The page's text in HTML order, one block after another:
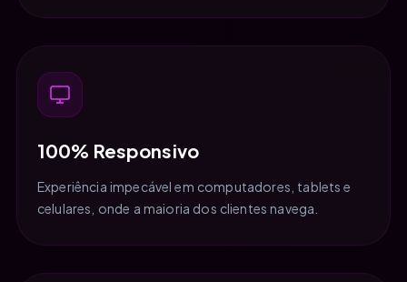
100% Responsivo
Experiência impecável em computadores, tablets e
celulares, onde a maioria dos clientes navega.